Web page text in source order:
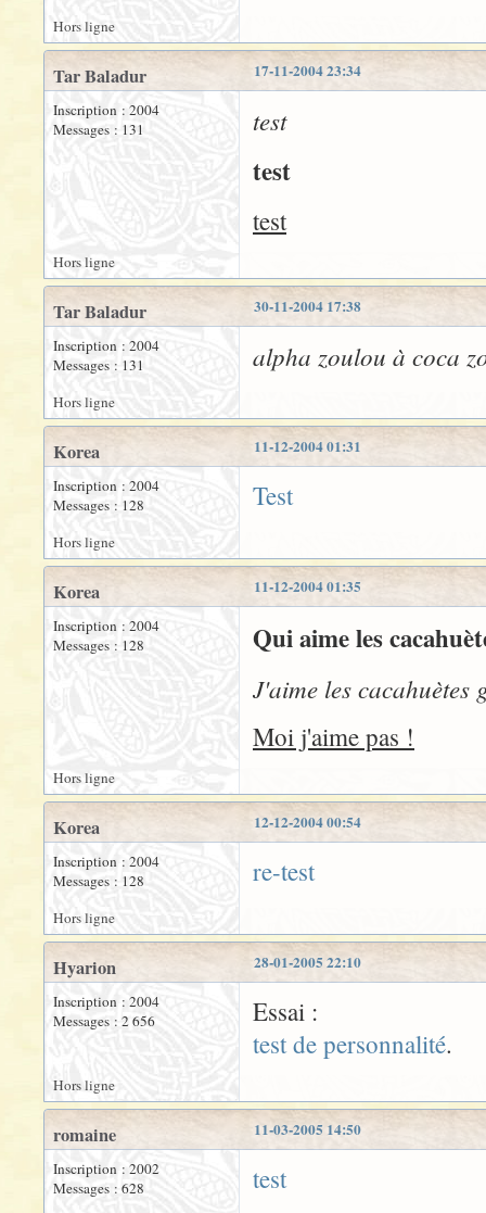
Hors ligne
17-11-2004 23:34
Tar Baladur
Inscription : 2004
Messages : 131
test
test
test
Hors ligne
30-11-2004 17:38
Tar Baladur
Inscription : 2004
Messages : 131
alpha zoulou à coca
Hors ligne
11-12-2004 01:31
Korea
Inscription : 2004
Messages : 128
Test
Hors ligne
11-12-2004 01:35
Korea
Inscription : 2004
Messages : 128
Qui aime les
J'aime les cacahuètes
Moi j'aime pas !
Hors ligne
12-12-2004 00:54
Korea
Inscription : 2004
Messages : 128
re-test
Hors ligne
28-01-2005 22:10
Hyarion
Inscription : 2004
Messages : 2 656
Essai :
test de personnalité.
Hors ligne
11-03-2005 14:50
romaine
Inscription : 2002
Messages : 628
test